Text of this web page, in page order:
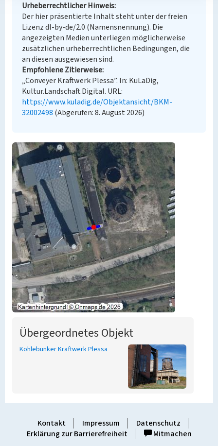
Urheberrechtlicher Hinweis
Der hier präsentierte Inhalt steht unter der freien
Lizenz dl-by-de/2.0 (Namensnennung). Die
angezeigten Medien unterliegen möglicherweise
zusätzlichen urheberrechtlichen Bedingungen, die
an diesen ausgewiesen sind.
Empfohlene Zitierweise
„Conveyer Kraftwerk Plessa”. In: KuLaDig,
Kultur.Landschaft.Digital. URL:
https://www.kuladig.de/Objektansicht/BKM-
32002498 (Abgerufen: 8. August 2026)
Übergeordnetes Objekt
Kohlebunker Kraftwerk Plessa
Kontakt Impressum
Datenschutz
Erklärung zur Barrierefreiheit
Mitmachen